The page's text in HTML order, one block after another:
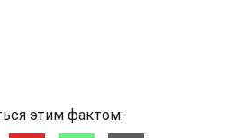
этим фактом: